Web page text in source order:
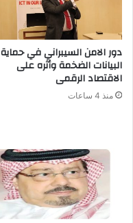
دور الامن السيبراني في حماية
البيانات الضخمة وأثره على
الاقتصاد الرقمى
منذ 4 ساعات